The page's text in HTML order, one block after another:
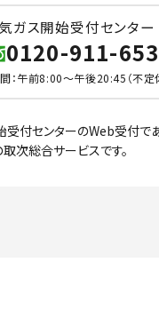
ガス開始受付センター
0120-911-653
：午前8:00～午後20:45（不定
付センターのWeb受付で
次総合サービスです。